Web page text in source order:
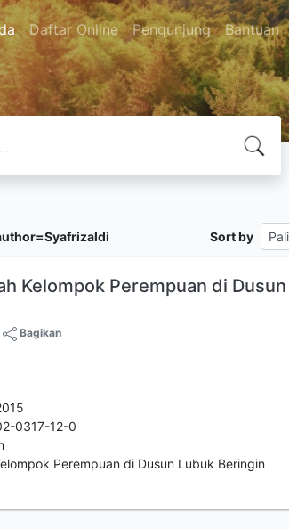
Daftar Online Pengunjung Bantuan
Sort by
Kelompok Perempuan di Dusun
Bagikan
0317-12-0
Perempuan di Dusun Lubuk Beringin